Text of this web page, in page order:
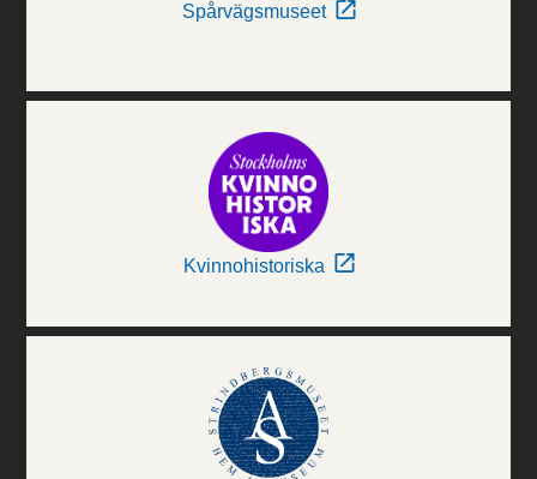
Spårvägsmuseet
Kvinnohistoriska